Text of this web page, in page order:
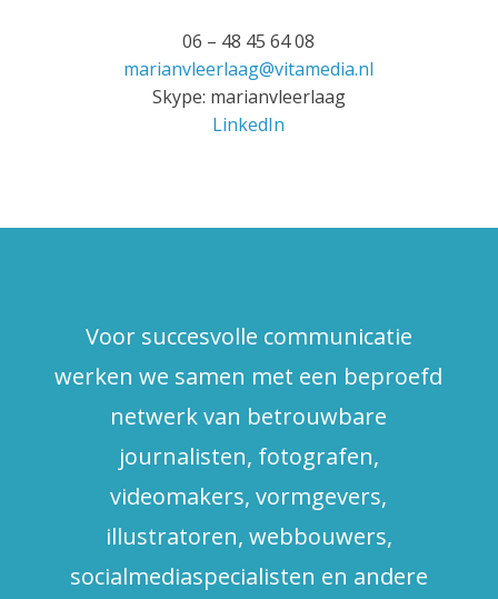
06 – 48 45 64 08
marianvleerlaag@vitamedia.nl
Skype: marianvleerlaag
LinkedIn
Voor succesvolle communicatie
werken we samen met een beproefd
netwerk van betrouwbare
journalisten, fotografen,
videomakers, vormgevers,
illustratoren, webbouwers,
socialmediaspecialisten en andere